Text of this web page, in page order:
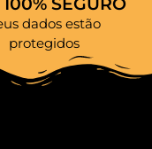
100% SEGURO
dados estão
protegidos